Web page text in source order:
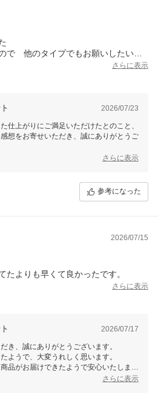
で 他のタイプでもお願いしたいと
さらに表示
2026/07/23
仕上がりにご満足いただけたとのこと、
想をお寄せいただき、誠にありがとうご
何かご不明点やご希望がありましたら、
さらに表示
参考になった
2026/07/15
たよりも早くて良かったです。
さらに表示
2026/07/17
き、誠にありがとうございます。
ようで、大変うれしく思います。
品がお届けできたようで安心いたしまし
さらに表示